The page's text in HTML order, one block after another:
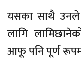
यसका साथै उनले
लागि
आफू पनि पूर्ण